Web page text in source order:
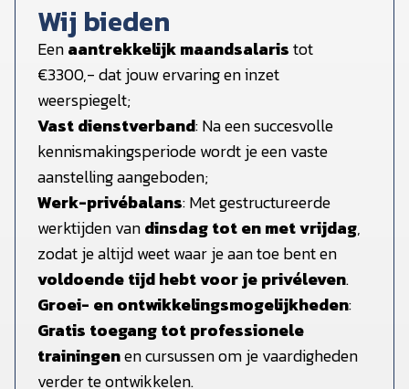
Wij bieden
Eenaantrekkelijk maandsalaristot
€3300,- dat jouw ervaring en inzet
weerspiegelt;
Vast dienstverband: Na een succesvolle
kennismakingsperiode wordt je een vaste
aanstelling aangeboden;
Werk-privébalans: Met gestructureerde
werktijden vandinsdag tot en met vrijdag,
zodat je altijd weet waar je aan toe bent en
voldoende tijd hebt voor je privéleven.
Groei- en ontwikkelingsmogelijkheden:
Gratis toegang tot professionele
trainingenen cursussen om je vaardigheden
verder te ontwikkelen.